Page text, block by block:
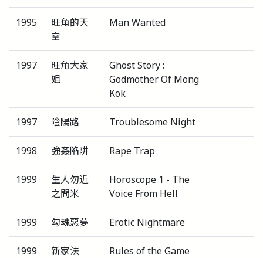
1995
旺角的天
空
Man Wanted
1997
旺角大家
姐
Ghost Story :
Godmother Of Mong
Kok
1997 陰陽路 Troublesome Night
1998 強姦陷阱 Rape Trap
1999
生人勿近
之問米
Horoscope 1 - The
Voice From Hell
1999 勾魂惡夢 Erotic Nightmare
1999 新家法 Rules of the Game